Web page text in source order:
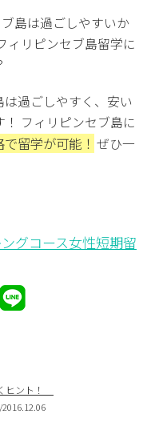
島は過ごしやすいか
ィリピンセブ島留学に
過ごしやすく、安い
フィリピンセブ島に
留学が可能！ ぜひ一
グコース女性短期留
ヒント！
/2016.12.06